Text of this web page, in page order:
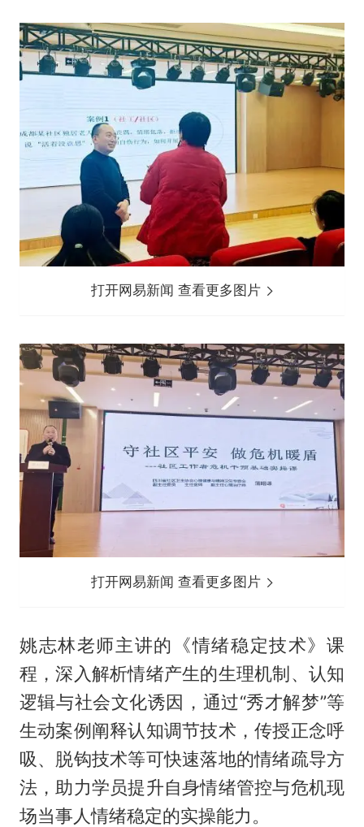
打开网易新闻 查看更多图片
打开网易新闻 查看更多图片
姚志林老师主讲的《情绪稳定技术》课
程，深入解析情绪产生的生理机制、认知
逻辑与社会文化诱因，通过“秀才解梦”等
生动案例阐释认知调节技术，传授正念呼
吸、脱钩技术等可快速落地的情绪疏导方
法，助力学员提升自身情绪管控与危机现
场当事人情绪稳定的实操能力。